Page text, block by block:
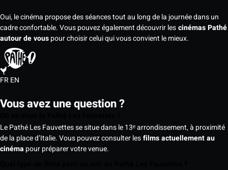
Oui, le cinéma propose des séances tout au long de la journée dans un
cadre confortable. Vous pouvez également découvrir lescinémas Pathé
autour de vouspour choisir celui qui vous convient le mieux.
FREN
Vous avez une question ?
Le Pathé Les Fauvettes se situe dans le 13ᵉ arrondissement, à proximité
de la place d’Italie. Vous pouvez consulter lesfilms actuellement au
cinéma pour préparer votre venue.